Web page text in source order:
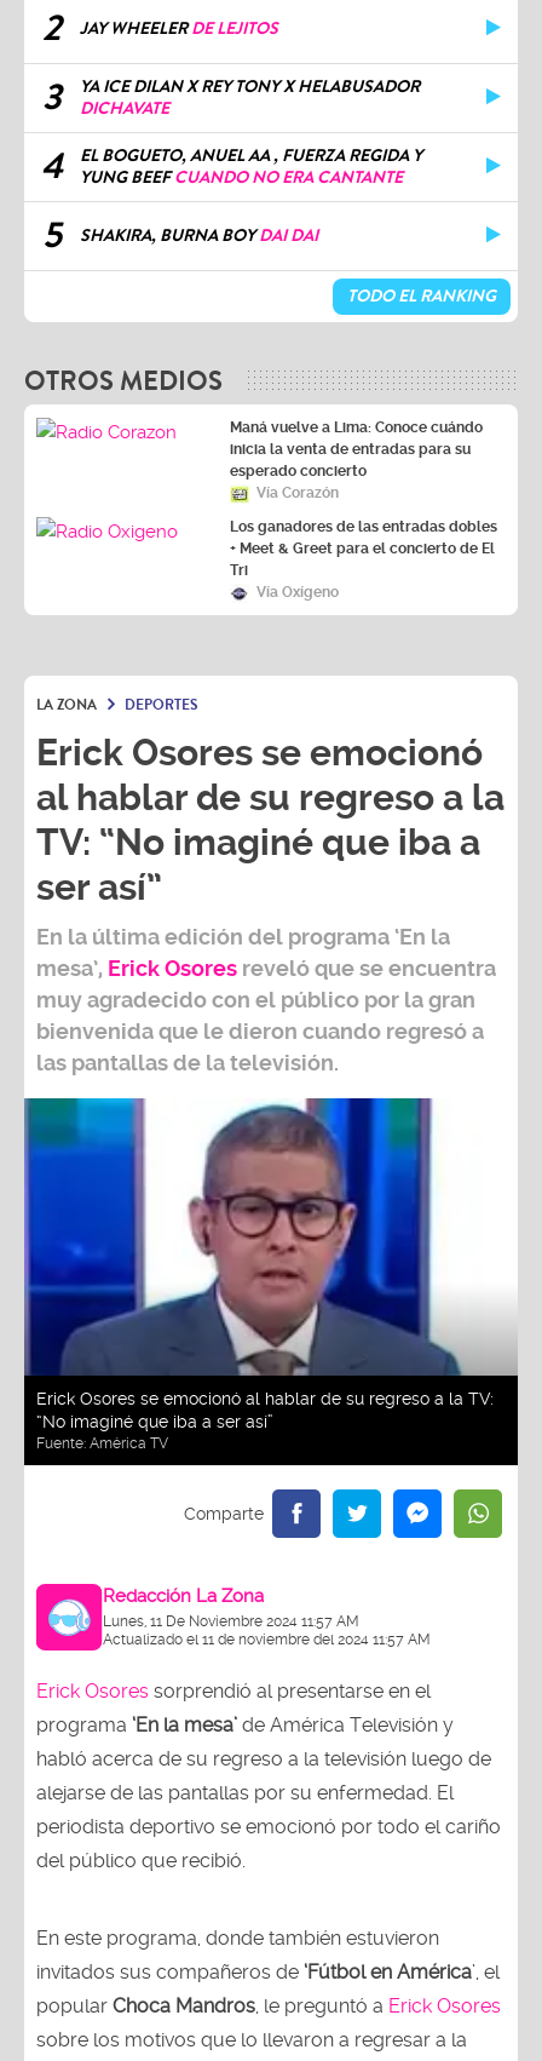
2 JAY WHEELERDE LEJITOS
3
YA ICE DILAN X REY TONY X HELABUSADOR
DICHAVATE
4
EL BOGUETO, ANUEL AA , FUERZA REGIDA Y
YUNG BEEFCUANDO NO ERA CANTANTE
5 SHAKIRA, BURNA BOYDAI DAI
TODO EL RANKING
OTROS MEDIOS
Maná vuelve a Lima: Conoce cuándo
inicia la venta de entradas para su
esperado concierto
Vía Corazón
Los ganadores de las entradas dobles
+ Meet & Greet para el concierto de El
Tri
Vía Oxígeno
LA ZONA DEPORTES
Erick Osores se emocionó
al hablar de su regreso a la
TV: “No imaginé que iba a
ser así”
En la última edición del programa ‘En la
mesa’, Erick Osores reveló que se encuentra
muy agradecido con el público por la gran
bienvenida que le dieron cuando regresó a
las pantallas de la televisión.
Erick Osores se emocionó al hablar de su regreso a la TV:
“No imaginé que iba a ser así”
Fuente: América TV
Redacción La Zona
Lunes, 11 De Noviembre 2024 11:57 AM
Actualizado el 11 de noviembre del 2024 11:57 AM
Erick Osores sorprendió al presentarse en el
programa ‘En la mesa’ de América Televisión y
habló acerca de su regreso a la televisión luego de
alejarse de las pantallas por su enfermedad. El
periodista deportivo se emocionó por todo el cariño
del público que recibió.
En este programa, donde también estuvieron
invitados sus compañeros de ‘Fútbol en América’, el
popular Choca Mandros, le preguntó a Erick Osores
sobre los motivos que lo llevaron a regresar a la